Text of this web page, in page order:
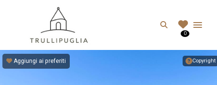
Search
0
Copyright
Aggiungi ai preferiti